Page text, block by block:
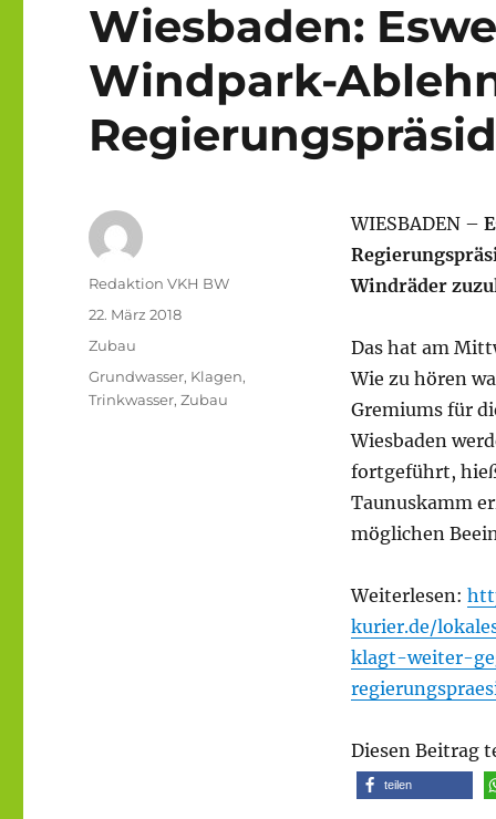
Wiesbaden:
Windpark-
WIESBADEN –
Windräder
Das hat am
Wie zu hören
Gremiums für
Wiesbaden
fortgeführt,
Taunuskamm
möglichen
Weiterlesen:
kurier.de/
klagt-weiter-
Diesen Beitrag
teilen
Autor
Redaktion VKH BW
Veröffentlicht
am
22. März 2018
Kategorien
Zubau
Schlagwörter
Grundwasser, Klagen,
Trinkwasser,Zubau